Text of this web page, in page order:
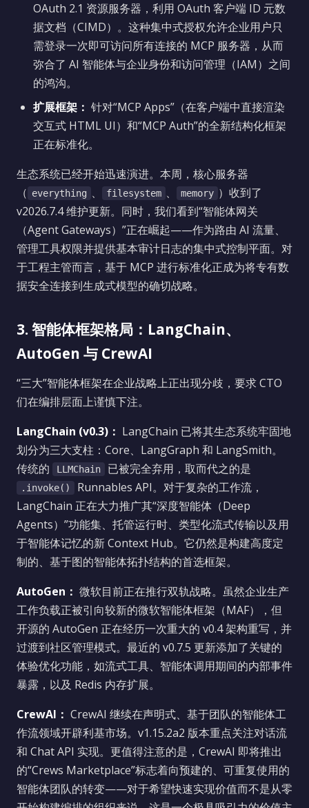
OAuth 2.1 资源服务器，利用 OAuth 客户端 ID 元数
据文档（CIMD）。这种集中式授权允许企业用户只
需登录一次即可访问所有连接的 MCP 服务器，从而
弥合了 AI 智能体与企业身份和访问管理（IAM）之间
的鸿沟。
扩展框架： 针对“MCP Apps”（在客户端中直接渲染
交互式 HTML UI）和“MCP Auth”的全新结构化框架
正在标准化。
生态系统已经开始迅速演进。本周，核心服务器
（ everything 、 filesystem 、 memory ）收到了
v2026.7.4 维护更新。同时，我们看到“智能体网关
（Agent Gateways）”正在崛起——作为路由 AI 流量、
管理工具权限并提供基本审计日志的集中式控制平面。对
于工程主管而言，基于 MCP 进行标准化正成为将专有数
据安全连接到生成式模型的确切战略。
3. 智能体框架格局：LangChain、
AutoGen 与 CrewAI
“三大”智能体框架在企业战略上正出现分歧，要求 CTO
们在编排层面上谨慎下注。
LangChain (v0.3)： LangChain 已将其生态系统牢固地
划分为三大支柱：Core、LangGraph 和 LangSmith。
传统的
LLMChain 已被完全弃用，取而代之的是
.invoke()
Runnables API。对于复杂的工作流，
LangChain 正在大力推广其“深度智能体（Deep
Agents）”功能集、托管运行时、类型化流式传输以及用
于智能体记忆的新 Context Hub。它仍然是构建高度定
制的、基于图的智能体拓扑结构的首选框架。
AutoGen： 微软目前正在推行双轨战略。虽然企业生产
工作负载正被引向较新的微软智能体框架（MAF），但
开源的 AutoGen 正在经历一次重大的 v0.4 架构重写，并
过渡到社区管理模式。最近的 v0.7.5 更新添加了关键的
体验优化功能，如流式工具、智能体调用期间的内部事件
暴露，以及 Redis 内存扩展。
CrewAI： CrewAI 继续在声明式、基于团队的智能体工
作流领域开辟利基市场。v1.15.2a2 版本重点关注对话流
和 Chat API 实现。更值得注意的是，CrewAI 即将推出
的“Crews Marketplace”标志着向预建的、可重复使用的
智能体团队的转变——对于希望快速实现价值而不是从零